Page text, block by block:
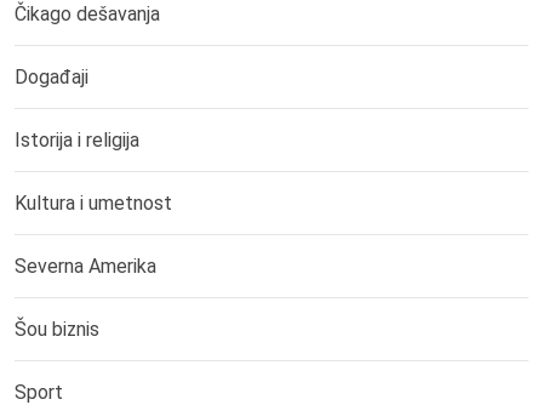
Čikago dešavanja
Događaji
Istorija i religija
Kultura i umetnost
Severna Amerika
Šou biznis
Sport